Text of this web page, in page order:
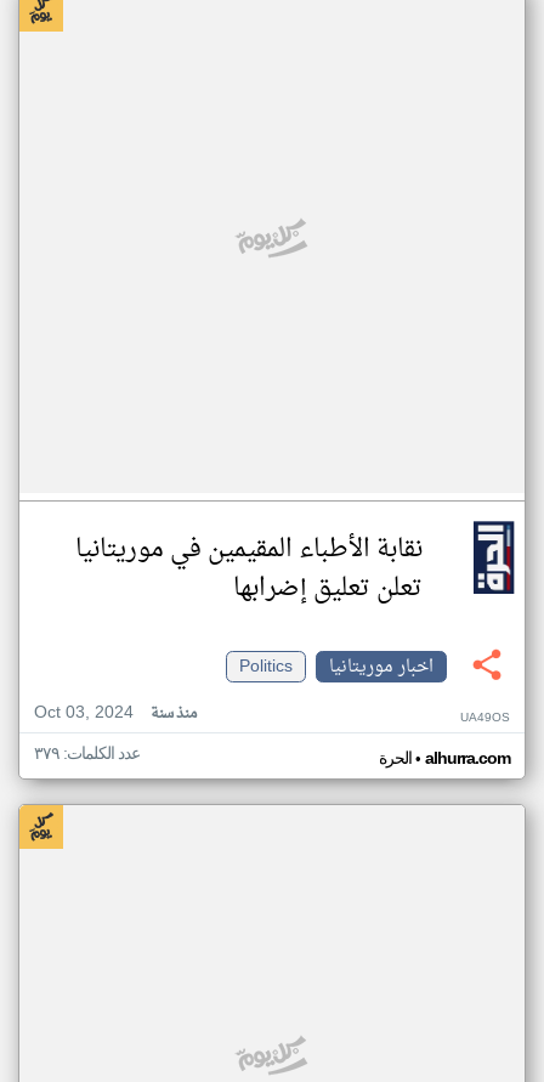
نقابة الأطباء المقيمين في موريتانيا
تعلن تعليق إضرابها
اخبار موريتانيا
Politics
Oct 03, 2024
منذ سنة UA49OS
الحرة• alhurra.com عدد الكلمات: ٣٧٩